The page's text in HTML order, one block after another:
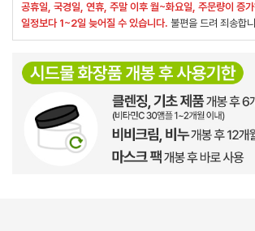
공휴일, 국경일, 연휴, 주말 이후 월~화요일, 주문량이 증
일정보다 1~2일 늦어질 수 있습니다. 불편을 드려 죄송합